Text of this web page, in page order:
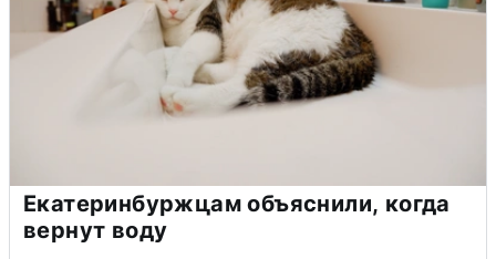
Екатеринбуржцам объяснили, когда
вернут воду